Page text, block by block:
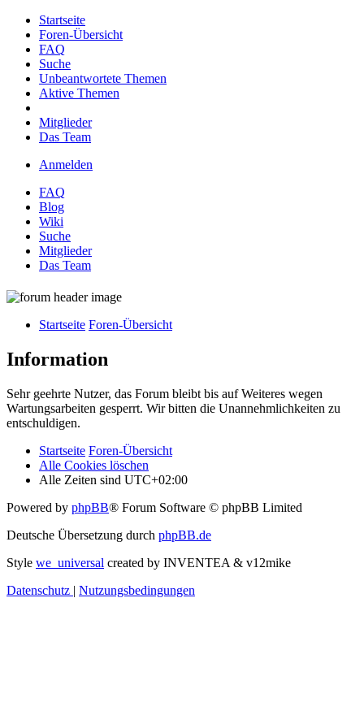
Startseite
Foren-Übersicht
FAQ
Suche
Unbeantwortete Themen
Aktive Themen
Mitglieder
Das Team
Anmelden
FAQ
Blog
Wiki
Suche
Mitglieder
Das Team
Startseite Foren-Übersicht
Information
Sehr geehrte Nutzer, das Forum bleibt bis auf Weiteres wegen
Wartungsarbeiten gesperrt. Wir bitten die Unannehmlichkeiten zu
entschuldigen.
Startseite Foren-Übersicht
Alle Cookies löschen
Alle Zeiten sind UTC+02:00
Powered by phpBB® Forum Software © phpBB Limited
Deutsche Übersetzung durch phpBB.de
Style we_universal created by INVENTEA & v12mike
Datenschutz | Nutzungsbedingungen